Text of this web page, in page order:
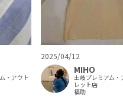
・アウト
2025/04/12
MIHO
土岐プレミアム・
レット店
福助